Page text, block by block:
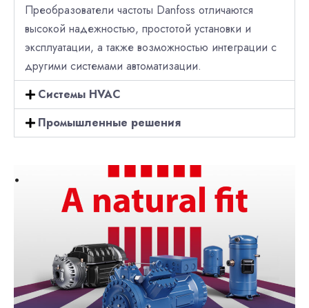
Преобразователи частоты Danfoss отличаются
высокой надежностью, простотой установки и
эксплуатации, а также возможностью интеграции с
другими системами автоматизации.
Системы HVAC
Промышленные решения
.